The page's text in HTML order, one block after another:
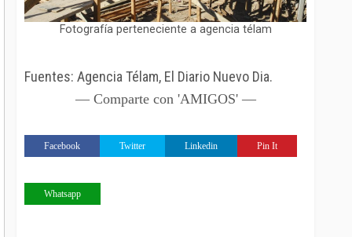
Fotografía perteneciente a agencia télam
Fuentes: Agencia Télam, El Diario Nuevo Dia.
— Comparte con 'AMIGOS' —
Facebook Twitter Linkedin Pin It
Whatsapp